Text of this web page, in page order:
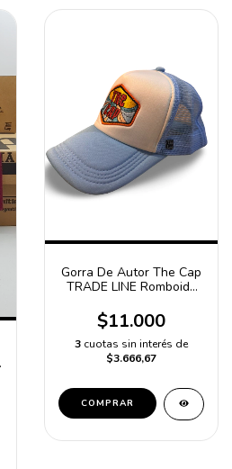
Gorra De Autor The Cap
TRADE LINE Romboide
Poliester
$11.000
3 cuotas sin interés de
$3.666,67
COMPRAR